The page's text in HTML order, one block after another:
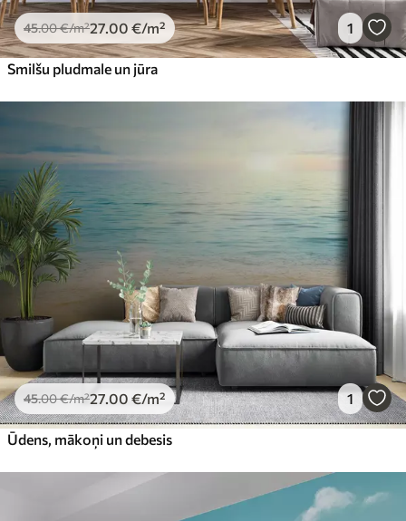
45.00€/m²27.00 €/m² 1
Smilšu pludmale un jūra
45.00€/m²27.00 €/m² 1
Ūdens, mākoņi un debesis